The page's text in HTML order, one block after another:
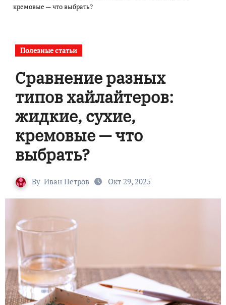
кремовые — что выбрать?
Полезные статьи
Сравнение разных
типов хайлайтеров:
жидкие, сухие,
кремовые — что
выбрать?
By Иван Петров Окт 29, 2025